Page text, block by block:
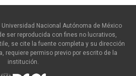
Nacional Autónoma de México
ser reproducida con fines no lucrativos,
se cite la fuente completa y su dirección
requiere permiso previo por escrito de la
institución.